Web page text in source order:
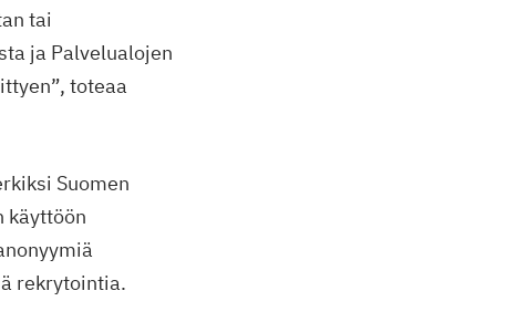
tai
ja Palvelualojen
toteaa
Suomen
käyttöön
rekrytointia.